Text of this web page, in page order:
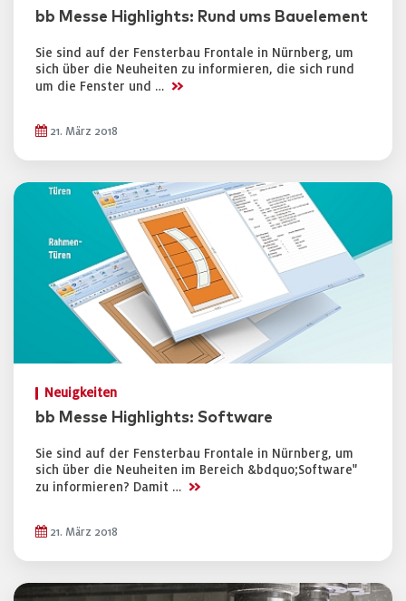
bb Messe Highlights: Rund ums Bauelement
Sie sind auf der Fensterbau Frontale in Nürnberg, um
sich über die Neuheiten zu informieren, die sich rund
um die Fenster und … >>
21. März 2018
Neuigkeiten
bb Messe Highlights: Software
Sie sind auf der Fensterbau Frontale in Nürnberg, um
sich über die Neuheiten im Bereich &bdquo;Software"
zu informieren? Damit … >>
21. März 2018